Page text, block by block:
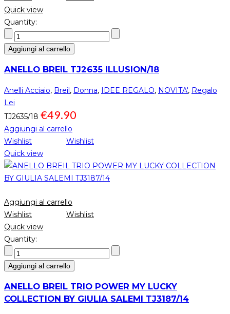
Quick view
Quantity:
Aggiungi al carrello
ANELLO BREIL TJ2635 ILLUSION/18
Anelli Acciaio, Breil, Donna, IDEE REGALO, NOVITA', Regalo
Lei
TJ2635/18 €49.90
Aggiungi al carrello
Wishlist
Wishlist
Quick view
Aggiungi al carrello
Wishlist
Wishlist
Quick view
Quantity:
Aggiungi al carrello
ANELLO BREIL TRIO POWER MY LUCKY
COLLECTION BY GIULIA SALEMI TJ3187/14